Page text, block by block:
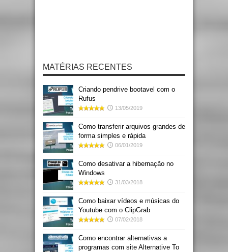
MATÉRIAS RECENTES
Criando pendrive bootavel com o
Rufus
13/05/2019
Como transferir arquivos grandes de
forma simples e rápida
06/01/2019
Como desativar a hibernação no
Windows
31/03/2018
Como baixar vídeos e músicas do
Youtube com o ClipGrab
07/02/2018
Como encontrar alternativas a
programas com site Alternative To